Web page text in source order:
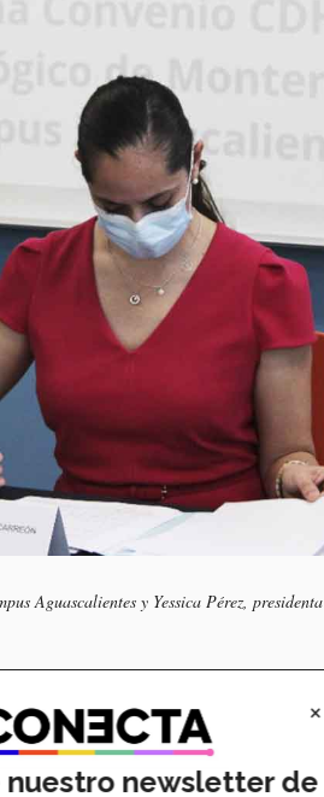
Aguascalientes y Yessica Pérez,
tenga interésen temas de
×
nuestro newsletter de